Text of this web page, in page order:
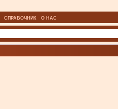
СПРАВОЧНИК О НАС